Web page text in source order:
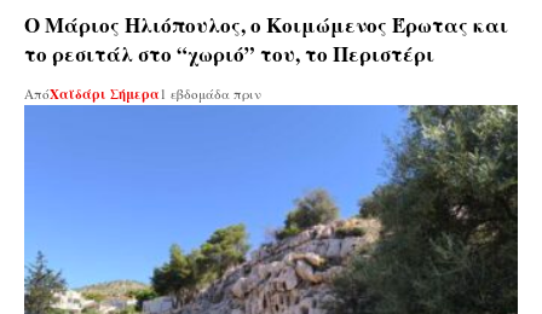
Ο Μάριος Ηλιόπουλος, ο Κοιμώμενος Έρωτας και
το ρεσιτάλ στο “χωριό” του, το Περιστέρι
ΑπόΧαϊδάρι Σήμερα 1 εβδομάδα πριν